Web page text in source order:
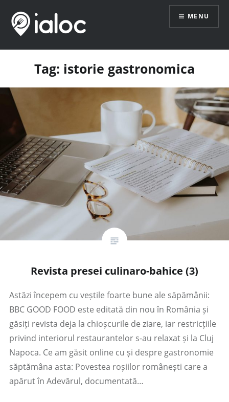
content
MENU
Tag: istorie gastronomica
Revista presei culinaro-bahice (3)
Astăzi începem cu veștile foarte bune ale săpămânii:
BBC GOOD FOOD este editată din nou în România și
găsiți revista deja la chioșcurile de ziare, iar restricțiile
privind interiorul restaurantelor s-au relaxat și la Cluj
Napoca. Ce am găsit online cu și despre gastronomie
săptămâna asta: Povestea roșiilor românești care a
apărut în Adevărul, documentată…